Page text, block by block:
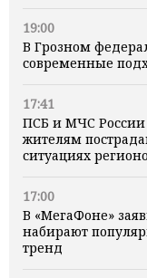
19:00
В Грозном
современные
17:41
ПСБ и МЧС России
жителям
ситуациях
17:00
В «МегаФоне»
набирают
тренд